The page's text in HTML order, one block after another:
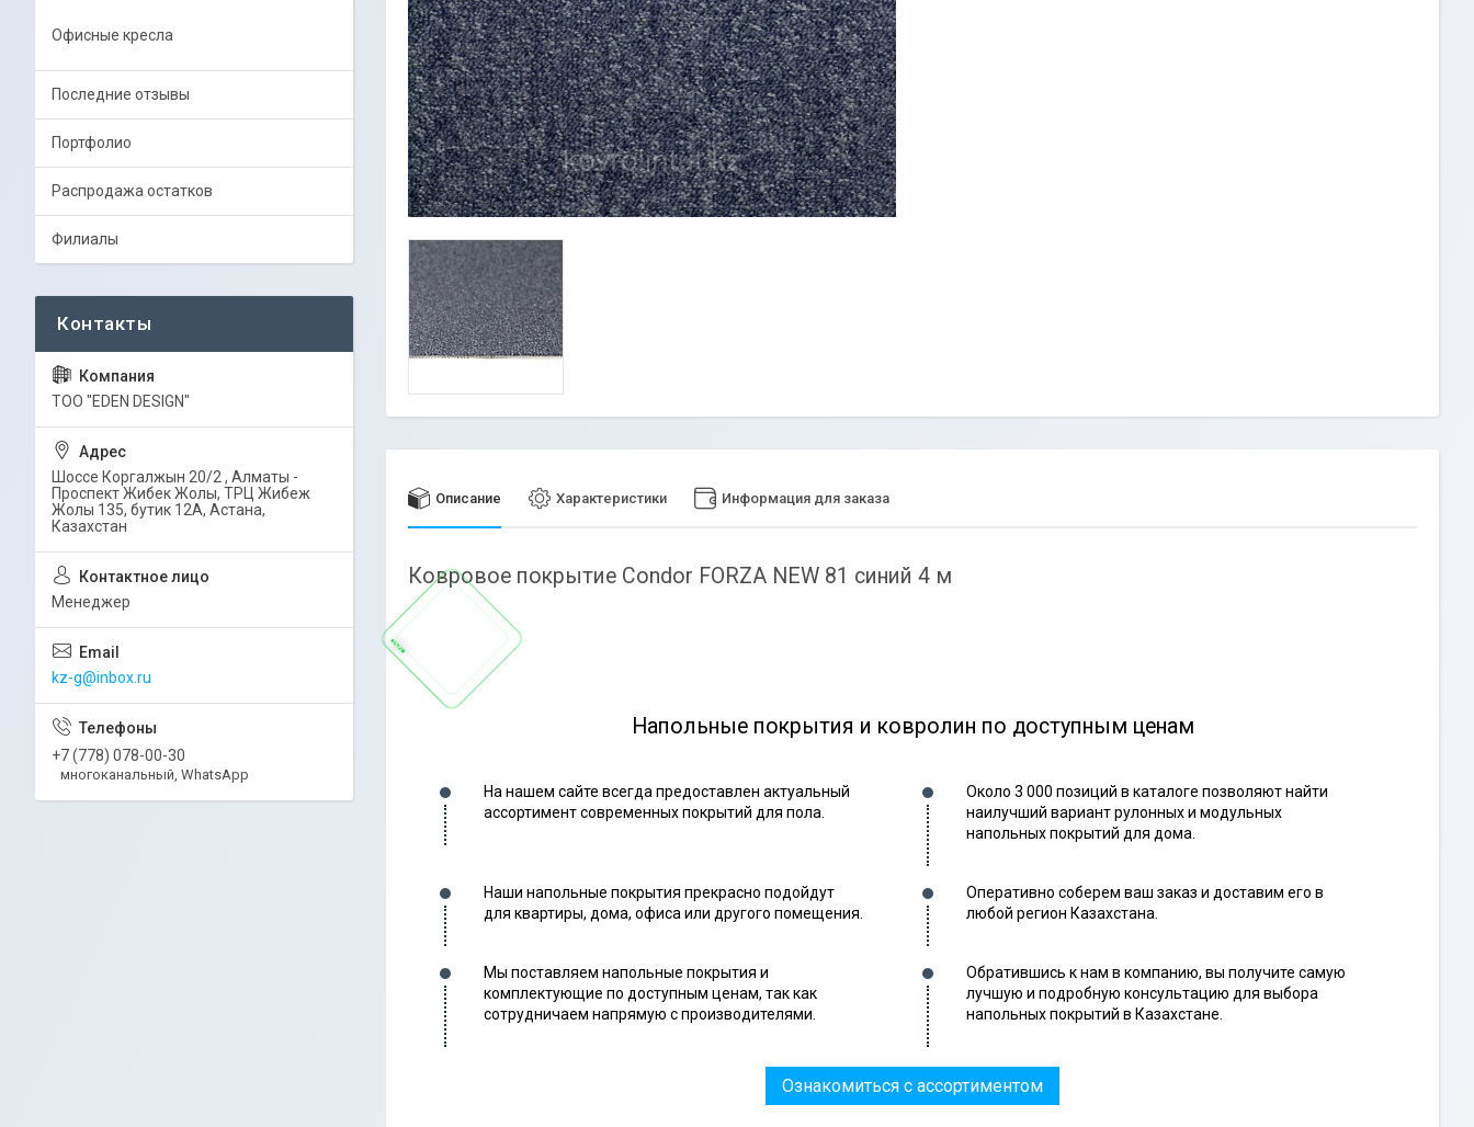
Описание Характеристики Информация для заказа
Ковровое покрытие Condor FORZA NEW 81 синий 4 м
Напольные покрытия и ковролин по доступным ценам
На нашем сайте всегда предоставлен актуальный
ассортимент современных покрытий для пола.
Около 3 000 позиций в каталоге позволяют найти
наилучший вариант рулонных и модульных
напольных покрытий для дома.
Наши напольные покрытия прекрасно подойдут
для квартиры, дома, офиса или другого помещения.
Оперативно соберем ваш заказ и доставим его в
любой регион Казахстана.
Мы поставляем напольные покрытия и
комплектующие по доступным ценам, так как
сотрудничаем напрямую с производителями.
Обратившись к нам в компанию, вы получите самую
лучшую и подробную консультацию для выбора
напольных покрытий в Казахстане.
Ознакомиться с ассортиментом
Офисные кресла
Последние отзывы
Портфолио
Распродажа остатков
Филиалы
ТОО "EDEN DESIGN"
Шоссе Коргалжын 20/2 , Алматы -
Проспект Жибек Жолы, ТРЦ Жибеж
Жолы 135, бутик 12А, Астана,
Казахстан
Менеджер
kz-g@inbox.ru
+7 (778) 078-00-30
многоканальный, WhatsApp